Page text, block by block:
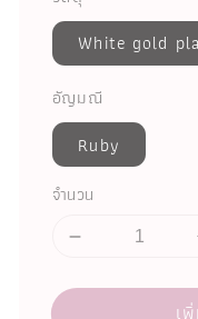
White gold
อัญมณี
Ruby
จำนวน
เ